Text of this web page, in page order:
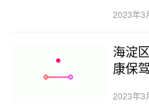
2023年3
海淀
康保
2023年3